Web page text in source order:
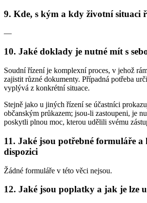
9. Kde, s kým a kdy životní situaci
—
10. Jaké doklady je nutné mít s
Soudní řízení je komplexní proces, v jehož
zajistit různé dokumenty. Případná potřeba
vyplývá z konkrétní situace.
Stejně jako u jiných řízení se účastníci
občanským průkazem; jsou-li zastoupeni, je
poskytli plnou moc, kterou udělili svému
11. Jaké jsou potřebné formuláře a
dispozici
Žádné formuláře v této věci nejsou.
12. Jaké jsou poplatky a jak je lze